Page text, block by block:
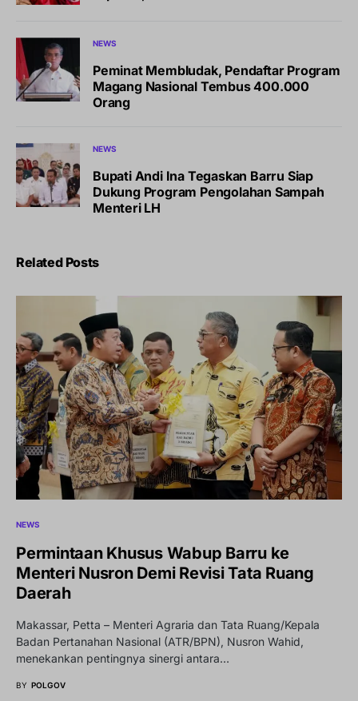
NEWS
Peminat Membludak, Pendaftar Program
Magang Nasional Tembus 400.000
Orang
NEWS
Bupati Andi Ina Tegaskan Barru Siap
Dukung Program Pengolahan Sampah
Menteri LH
Related Posts
NEWS
Permintaan Khusus Wabup Barru ke
Menteri Nusron Demi Revisi Tata Ruang
Daerah
Makassar, Petta – Menteri Agraria dan Tata Ruang/Kepala
Badan Pertanahan Nasional (ATR/BPN), Nusron Wahid,
menekankan pentingnya sinergi antara…
BY POLGOV